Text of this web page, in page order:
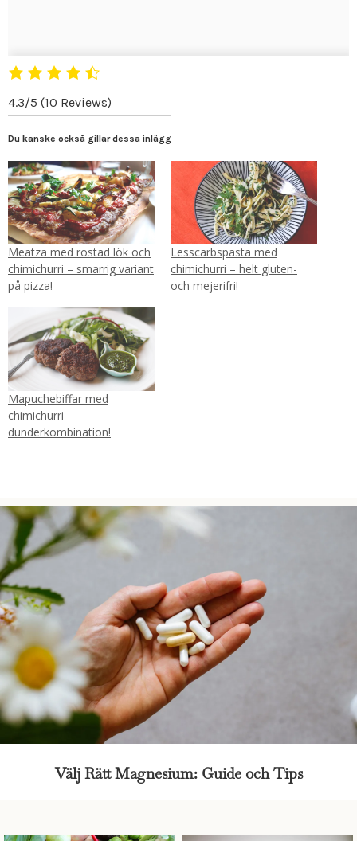
4.3/5 (10 Reviews)
Du kanske också gillar dessa inlägg
Meatza med rostad lök och
chimichurri – smarrig variant
på pizza!
Lesscarbspasta med
chimichurri – helt gluten-
och mejerifri!
Mapuchebiffar med
chimichurri –
dunderkombination!
Välj Rätt Magnesium: Guide och Tips